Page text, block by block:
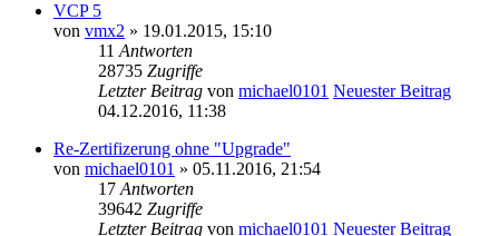
VCP 5
von vmx2 » 19.01.2015, 15:10
11 Antworten
28735 Zugriffe
Letzter Beitrag von michael0101 Neuester Beitrag
04.12.2016, 11:38
Re-Zertifizerung ohne "Upgrade"
von michael0101 » 05.11.2016, 21:54
17 Antworten
39642 Zugriffe
Letzter Beitrag von michael0101 Neuester Beitrag